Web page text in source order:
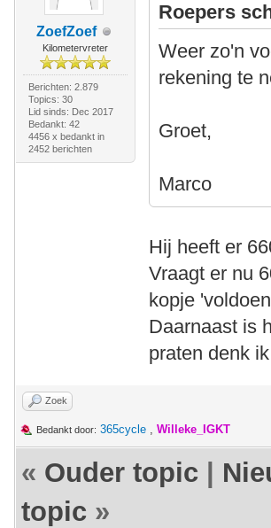
ZoefZoef
Kilometervreter
Berichten: 2.879
Topics: 30
Lid sinds: Dec 2017
Bedankt: 42
4456 x bedankt in
2452 berichten
Roepers
Weer zo'n
rekening te
Groet,
Marco
Hij heeft er
Vraagt er nu
kopje
Daarnaast is
praten denk
Zoek
Bedankt door: 365cycle , Willeke_IGKT
« Ouder topic
topic »